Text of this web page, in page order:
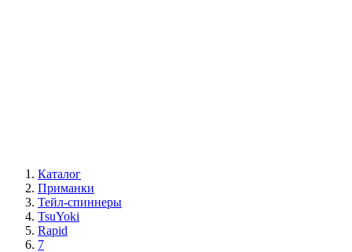
Каталог
Приманки
Тейл-спиннеры
TsuYoki
Rapid
7